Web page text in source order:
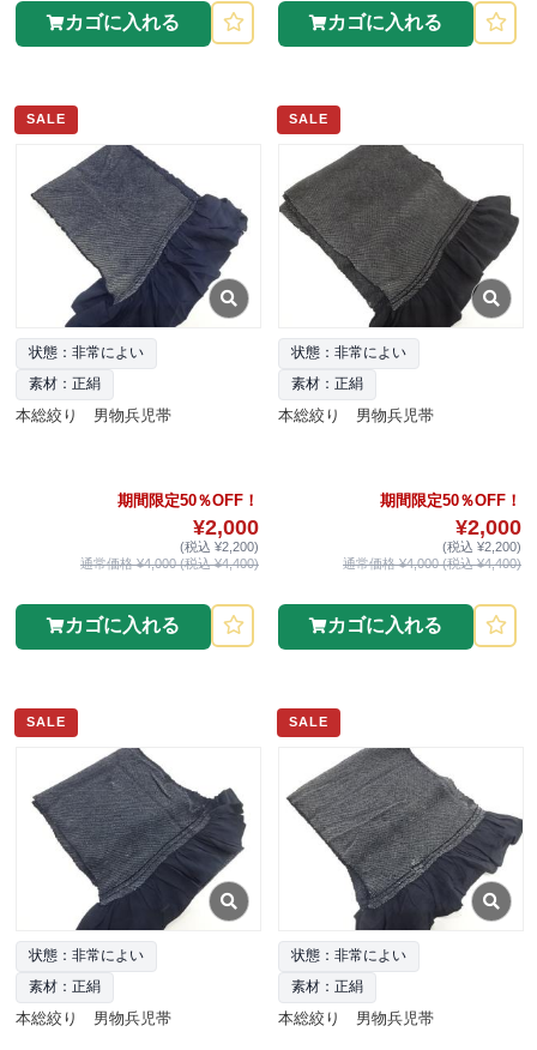
カゴに入れる カゴに入れる
SALE
状態：非常によい
素材：正絹
本総絞り 男物兵児帯
期間限定50％OFF！
¥2,000
(税込 ¥2,200)
通常価格 ¥4,000 (税込 ¥4,400)
カゴに入れる
SALE
状態：非常によい
素材：正絹
本総絞り 男物兵児帯
期間限定50％OFF！
¥2,000
(税込 ¥2,200)
通常価格 ¥4,000 (税込 ¥4,400)
カゴに入れる
SALE
状態：非常によい
素材：正絹
本総絞り 男物兵児帯
SALE
状態：非常によい
素材：正絹
本総絞り 男物兵児帯